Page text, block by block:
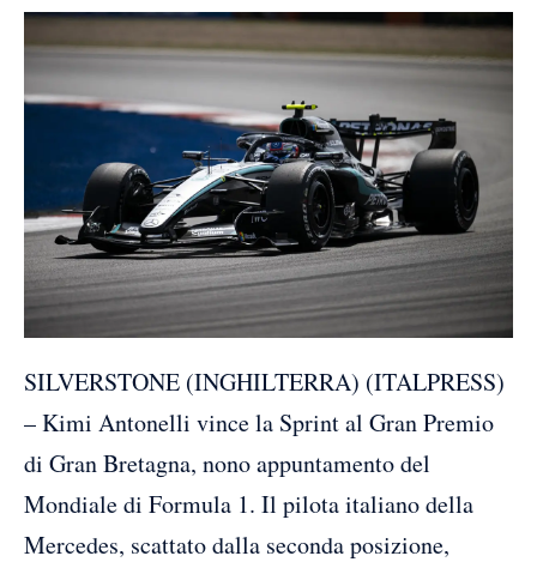
SILVERSTONE (INGHILTERRA) (ITALPRESS)
– Kimi Antonelli vince la Sprint al Gran Premio
di Gran Bretagna, nono appuntamento del
Mondiale di Formula 1. Il pilota italiano della
Mercedes, scattato dalla seconda posizione,